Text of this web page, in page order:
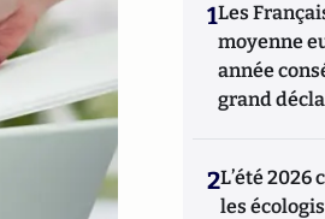
1Les
moyenne
année
grand
2L’été 2026
les